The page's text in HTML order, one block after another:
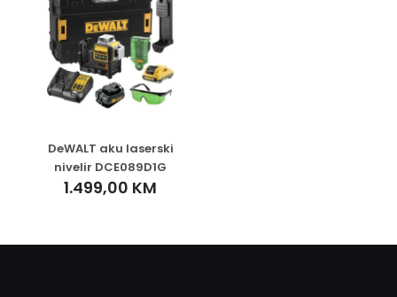
DeWALT aku laserski
nivelir DCE089D1G
1.499,00 KM